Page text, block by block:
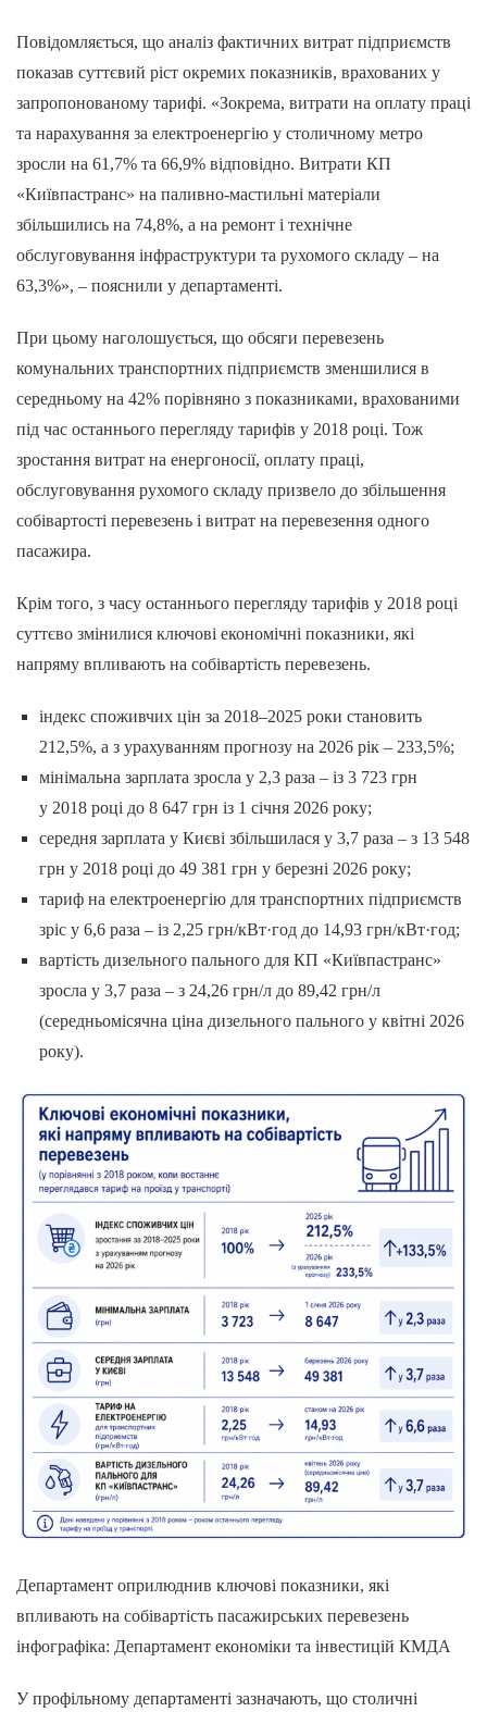
Повідомляється, що аналіз фактичних витрат підприємств
показав суттєвий ріст окремих показників, врахованих у
запропонованому тарифі. «Зокрема, витрати на оплату праці
та нарахування за електроенергію у столичному метро
зросли на 61,7% та 66,9% відповідно. Витрати КП
«Київпастранс» на паливно-мастильні матеріали
збільшились на 74,8%, а на ремонт і технічне
обслуговування інфраструктури та рухомого складу – на
63,3%», – пояснили у департаменті.
При цьому наголошується, що обсяги перевезень
комунальних транспортних підприємств зменшилися в
середньому на 42% порівняно з показниками, врахованими
під час останнього перегляду тарифів у 2018 році. Тож
зростання витрат на енергоносії, оплату праці,
обслуговування рухомого складу призвело до збільшення
собівартості перевезень і витрат на перевезення одного
пасажира.
Крім того, з часу останнього перегляду тарифів у 2018 році
суттєво змінилися ключові економічні показники, які
напряму впливають на собівартість перевезень.
індекс споживчих цін за 2018–2025 роки становить
212,5%, а з урахуванням прогнозу на 2026 рік – 233,5%;
мінімальна зарплата зросла у 2,3 раза – із 3 723 грн
у 2018 році до 8 647 грн із 1 січня 2026 року;
середня зарплата у Києві збільшилася у 3,7 раза – з 13 548
грн у 2018 році до 49 381 грн у березні 2026 року;
тариф на електроенергію для транспортних підприємств
зріс у 6,6 раза – із 2,25 грн/кВт·год до 14,93 грн/кВт·год;
вартість дизельного пального для КП «Київпастранс»
зросла у 3,7 раза – з 24,26 грн/л до 89,42 грн/л
(середньомісячна ціна дизельного пального у квітні 2026
року).
Департамент оприлюднив ключові показники, які
впливають на собівартість пасажирських перевезень
інфографіка: Департамент економіки та інвестицій КМДА
У профільному департаменті зазначають, що столичні